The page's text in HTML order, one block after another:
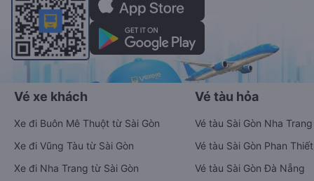
Vé xe khách
Xe đi Buôn Mê Thuột từ Sài Gòn
Xe đi Vũng Tàu từ Sài Gòn
Xe đi Nha Trang từ Sài Gòn
Vé tàu hỏa
Vé tàu Sài Gòn Nha Trang
Vé tàu Sài Gòn Phan Thiết
Vé tàu Sài Gòn Đà Nẵng